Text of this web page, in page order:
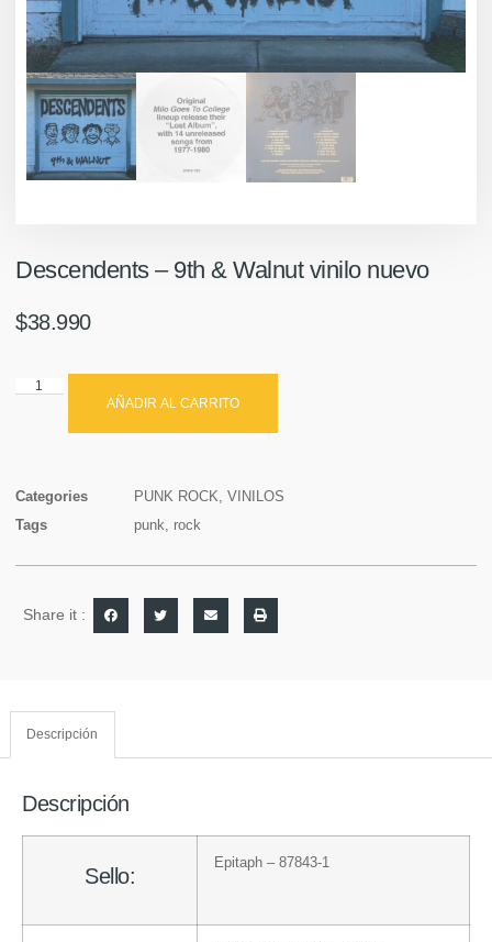
Descendents – 9th & Walnut vinilo nuevo
$38.990
AÑADIR AL CARRITO
Categories PUNK ROCK, VINILOS
Tags
punk, rock
Share it :
Descripción
Descripción
Sello:
Epitaph – 87843-1